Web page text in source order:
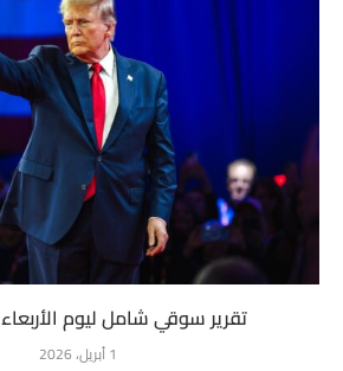
تقرير سوقي شامل ليوم الأربعاء ١ أبريل ٢٠٢٦
1 أبريل، 2026